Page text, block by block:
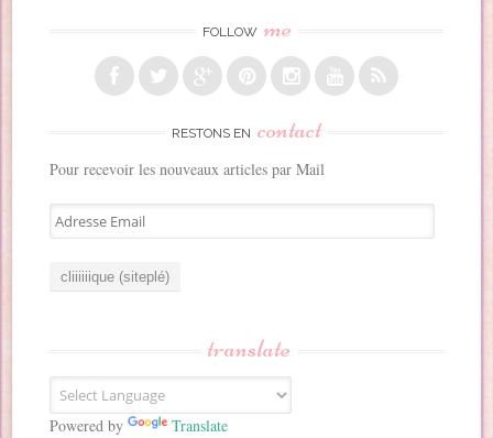
FOLLOW me
RESTONS EN contact
Pour recevoir les nouveaux articles par Mail
A
d
E
m
a
translate
Powered by Translate